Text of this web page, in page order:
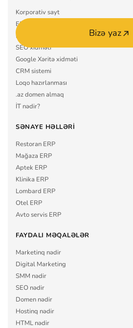
Korporativ sayt
ERP sistemi
Mobil tətbiq MVP
SEO xidməti
Google Xəritə xidməti
CRM sistemi
Loqo hazırlanması
.az domen almaq
İT nədir?
SƏNAYE HƏLLƏRI
Restoran ERP
Mağaza ERP
Aptek ERP
Klinika ERP
Lombard ERP
Otel ERP
Avto servis ERP
FAYDALI MƏQALƏLƏR
Marketinq nədir
Digital Marketing
SMM nədir
SEO nədir
Domen nədir
Hostinq nədir
HTML nədir
Bizə yaz